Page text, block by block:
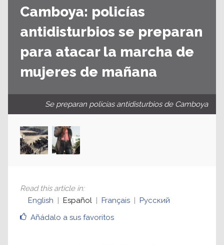
Camboya: policías
antidisturbios se preparan
para atacar la marcha de
mujeres de mañana
Se preparan policías antidisturbios de Camboya
Añádalo a sus favoritos
Read this article in:
English
Español Français Русский